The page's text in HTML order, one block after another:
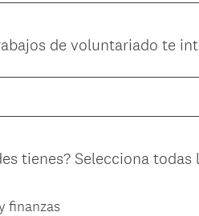
de voluntariado te
tienes? Selecciona
finanzas